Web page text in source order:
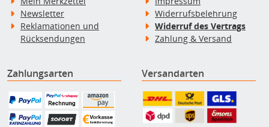
Newsletter
Reklamationen und
Rücksendungen
Widerrufsbelehrung
Widerruf des Vertrags
Zahlung & Versand
Zahlungsarten Versandarten